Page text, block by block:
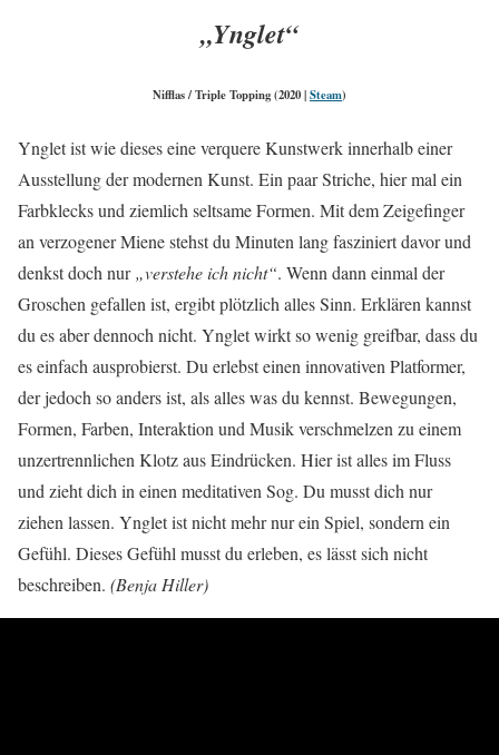
„Ynglet“
Nifflas / Triple Topping (2020 |Steam)
Ynglet ist wie dieses eine verquere Kunstwerk innerhalb einer
Ausstellung der modernen Kunst. Ein paar Striche, hier mal ein
Farbklecks und ziemlich seltsame Formen. Mit dem Zeigefinger
an verzogener Miene stehst du Minuten lang fasziniert davor und
denkst doch nur„verstehe ich nicht“. Wenn dann einmal der
Groschen gefallen ist, ergibt plötzlich alles Sinn. Erklären kannst
du es aber dennoch nicht. Ynglet wirkt so wenig greifbar, dass du
es einfach ausprobierst. Du erlebst einen innovativen Platformer,
der jedoch so anders ist, als alles was du kennst. Bewegungen,
Formen, Farben, Interaktion und Musik verschmelzen zu einem
unzertrennlichen Klotz aus Eindrücken. Hier ist alles im Fluss
und zieht dich in einen meditativen Sog. Du musst dich nur
ziehen lassen. Ynglet ist nicht mehr nur ein Spiel, sondern ein
Gefühl. Dieses Gefühl musst du erleben, es lässt sich nicht
beschreiben. (Benja Hiller)